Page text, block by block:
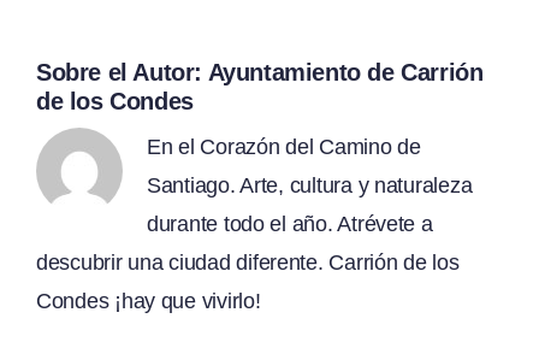
Sobre el Autor: Ayuntamiento de Carrión
de los Condes
En el Corazón del Camino de
Santiago. Arte, cultura y naturaleza
durante todo el año. Atrévete a
descubrir una ciudad diferente. Carrión de los
Condes ¡hay que vivirlo!